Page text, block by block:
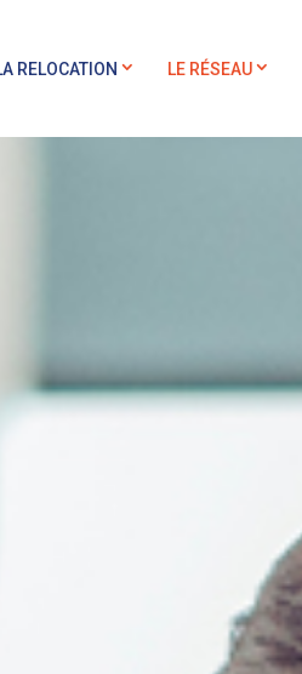
RELOCATION LE RÉSEAU